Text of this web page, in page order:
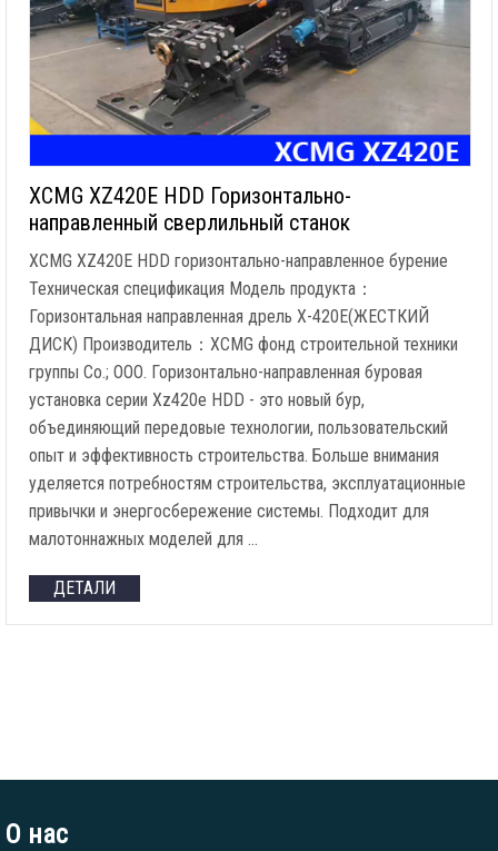
XCMG XZ420E HDD Горизонтально-
направленный сверлильный станок
XCMG XZ420E HDD горизонтально-направленное бурение
Техническая спецификация Модель продукта：
Горизонтальная направленная дрель X-420E(ЖЕСТКИЙ
ДИСК) Производитель：XCMG фонд строительной техники
группы Co.; ООО. Горизонтально-направленная буровая
установка серии Xz420e HDD - это новый бур,
объединяющий передовые технологии, пользовательский
опыт и эффективность строительства. Больше внимания
уделяется потребностям строительства, эксплуатационные
привычки и энергосбережение системы. Подходит для
малотоннажных моделей для …
ДЕТАЛИ
О нас